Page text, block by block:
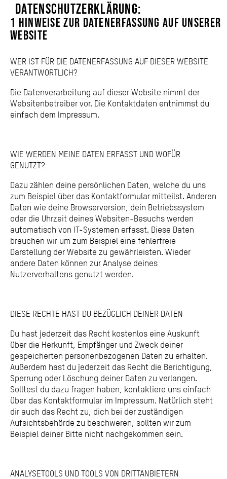
DATENSCHUTZERKLÄRUNG:
1 hinweise zur datenerfassung auf unserer
website
WER IST FÜR DIE DATENERFASSUNG AUF DIESER WEBSITE
VERANTWORTLICH?
Die Datenverarbeitung auf dieser Website nimmt der
Websitenbetreiber vor. Die Kontaktdaten entnimmst du
einfach dem Impressum.
WIE WERDEN MEINE DATEN ERFASST UND WOFÜR
GENUTZT?
Dazu zählen deine persönlichen Daten, welche du uns
zum Beispiel über das Kontaktformular mitteilst. Anderen
Daten wie deine Browserversion, dein Betriebssystem
oder die Uhrzeit deines Websiten-Besuchs werden
automatisch von IT-Systemen erfasst. Diese Daten
brauchen wir um zum Beispiel eine fehlerfreie
Darstellung der Website zu gewährleisten. Wieder
andere Daten können zur Analyse deines
Nutzerverhaltens genutzt werden.
DIESE RECHTE HAST DU BEZÜGLICH DEINER DATEN
Du hast jederzeit das Recht kostenlos eine Auskunft
über die Herkunft, Empfänger und Zweck deiner
gespeicherten personenbezogenen Daten zu erhalten.
Außerdem hast du jederzeit das Recht die Berichtigung,
Sperrung oder Löschung deiner Daten zu verlangen.
Solltest du dazu fragen haben, kontaktiere uns einfach
über das Kontaktformular im Impressum. Natürlich steht
dir auch das Recht zu, dich bei der zuständigen
Aufsichtsbehörde zu beschweren, sollten wir zum
Beispiel deiner Bitte nicht nachgekommen sein.
ANALYSETOOLS UND TOOLS VON DRITTANBIETERN